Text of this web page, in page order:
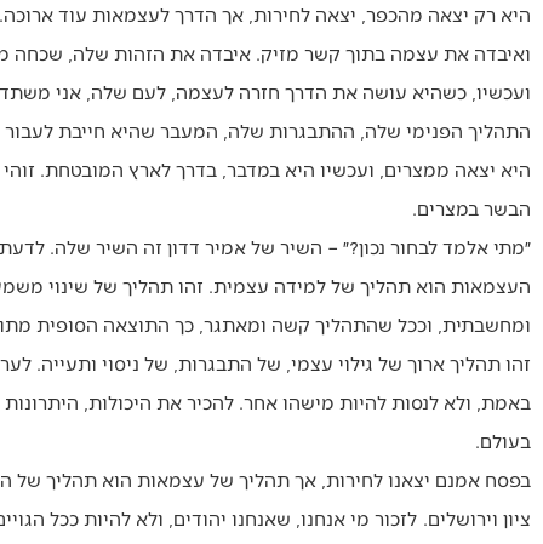
היא רק יצאה מהכפר, יצאה לחירות, אך הדרך לעצמאות עוד
ואיבדה את עצמה בתוך קשר מזיק. איבדה את הזהות שלה,
ועכשיו, כשהיא עושה את הדרך חזרה לעצמה, לעם שלה, אני
התהליך הפנימי שלה, ההתבגרות שלה, המעבר שהיא חייבת
היא יצאה ממצרים, ועכשיו היא במדבר, בדרך לארץ המובטחת.
הבשר במצרים.
״מתי אלמד לבחור נכון?״ – השיר של אמיר דדון זה השיר שלה.
העצמאות הוא תהליך של למידה עצמית. זהו תהליך של שינוי
ומחשבתית, וככל שהתהליך קשה ומאתגר, כך התוצאה הסופית
זהו תהליך ארוך של גילוי עצמי, של התבגרות, של ניסוי
באמת, ולא לנסות להיות מישהו אחר. להכיר את היכולות,
בעולם.
בפסח אמנם יצאנו לחירות, אך תהליך של עצמאות הוא תהליך
ציון וירושלים. לזכור מי אנחנו, שאנחנו יהודים, ולא להיות ככל